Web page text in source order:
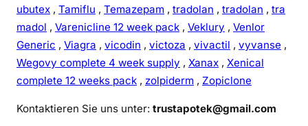
ubutex , Tamiflu , Temazepam , tradolan , tradolan , tra
madol , Varenicline 12 week pack , Veklury , Venlor
Generic , Viagra , vicodin , victoza , vivactil , vyvanse ,
Wegovy complete 4 week supply , Xanax , Xenical
complete 12 weeks pack , zolpiderm , Zopiclone
Kontaktieren Sie uns unter: trustapotek@gmail.com